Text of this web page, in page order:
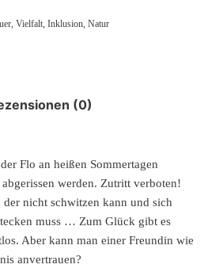
Vielfalt Inklusion Natur
(0)
Flo an heißen Sommertagen
werden. Zutritt verboten!
nicht schwitzen kann und sich
muss … Zum Glück gibt es
Aber kann man einer Freundin wie
anvertrauen?